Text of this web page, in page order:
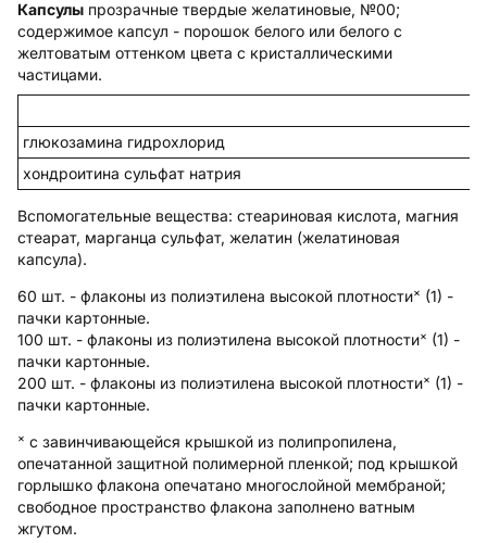
Капсулы прозрачные твердые желатиновые, №00;
содержимое капсул - порошок белого или белого с
желтоватым оттенком цвета с кристаллическими
частицами.
глюкозамина гидрохлорид
хондроитина сульфат натрия
Вспомогательные вещества: стеариновая кислота, магния
стеарат, марганца сульфат, желатин (желатиновая
капсула).
60 шт. - флаконы из полиэтилена высокой плотности× (1) -
пачки картонные.
100 шт. - флаконы из полиэтилена высокой плотности× (1) -
пачки картонные.
200 шт. - флаконы из полиэтилена высокой плотности× (1) -
пачки картонные.
× с завинчивающейся крышкой из полипропилена,
опечатанной защитной полимерной пленкой; под крышкой
горлышко флакона опечатано многослойной мембраной;
свободное пространство флакона заполнено ватным
жгутом.